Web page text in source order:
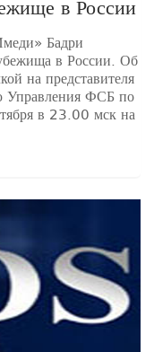
в России
Бадри
в России. Об
на представителя
Управления ФСБ по
в 23.00 мск на